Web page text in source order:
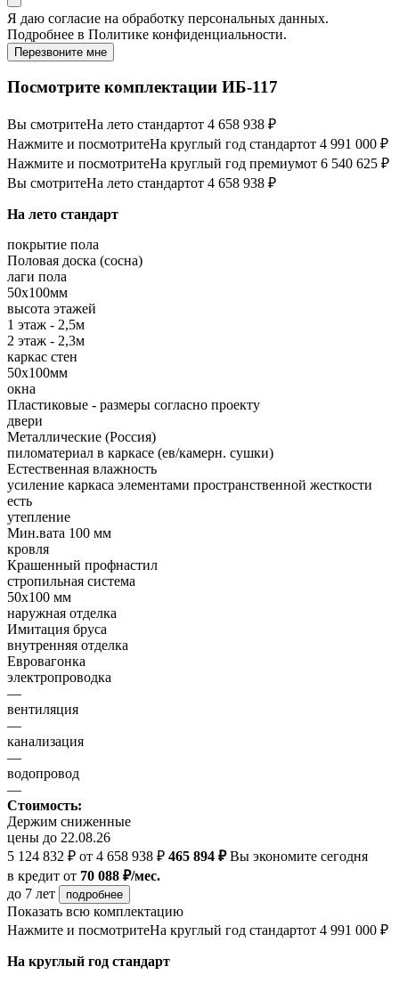
Я даю согласие на обработку персональных данных.
Подробнее в Политике конфиденциальности.
Перезвоните мне
Посмотрите комплектации ИБ-117
Вы смотритеНа лето стандартот 4 658 938 ₽
Нажмите и посмотритеНа круглый год стандартот 4 991 000 ₽
Нажмите и посмотритеНа круглый год премиумот 6 540 625 ₽
Вы смотритеНа лето стандартот 4 658 938 ₽
На лето стандарт
покрытие пола
Половая доска (сосна)
лаги пола
50х100мм
высота этажей
1 этаж - 2,5м
2 этаж - 2,3м
каркас стен
50х100мм
окна
Пластиковые - размеры согласно проекту
двери
Металлические (Россия)
пиломатериал в каркасе (ев/камерн. сушки)
Естественная влажность
усиление каркаса элементами пространственной жесткости
есть
утепление
Мин.вата 100 мм
кровля
Крашенный профнастил
стропильная система
50х100 мм
наружная отделка
Имитация бруса
внутренняя отделка
Евровагонка
электропроводка
—
вентиляция
—
канализация
—
водопровод
—
Стоимость:
Держим сниженные
цены до 22.08.26
5 124 832 ₽ от 4 658 938 ₽ 465 894 ₽Вы экономите сегодня
в кредит от 70 088 ₽/мес.
до 7 лет
подробнее
Показать всю комплектацию
Нажмите и посмотритеНа круглый год стандартот 4 991 000 ₽
На круглый год стандарт